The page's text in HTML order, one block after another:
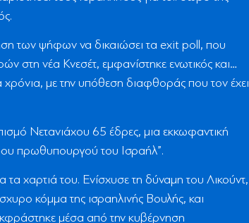
των ψήφων να δικαιώσει τα exit poll, που
στη νέα Κνεσέτ, εμφανίστηκε ενωτικός και…
με την υπόθεση διαφθοράς που τον έχει
Νετανιάχου 65 έδρες, μια εκκωφαντική
πρωθυπουργού του Ισραήλ”.
χαρτιά του. Ενίσχυσε τη δύναμη του Λικούντ,
κόμμα της ισραηλινής Βουλής, και
μέσα από την κυβέρνηση